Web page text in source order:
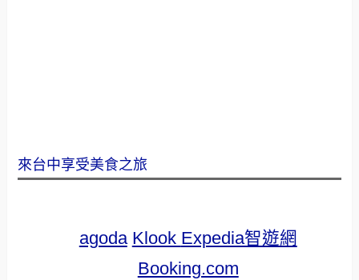
來台中享受美食之旅
agoda Klook Expedia智遊網
Booking.com